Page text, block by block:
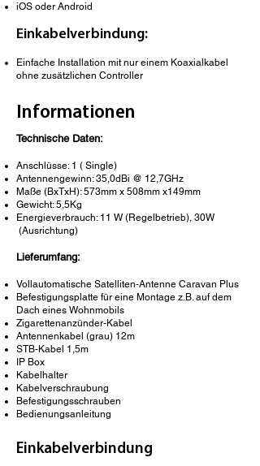
iOS oder Android
Einkabelverbindung:
Einfache Installation mit nur einem Koaxialkabel
ohne zusätzlichen Controller
Informationen
Technische Daten:
Anschlüsse: 1 ( Single)
Antennengewinn: 35,0dBi @ 12,7GHz
Maße (BxTxH): 573mm x 508mm x149mm
Gewicht: 5,5Kg
Energieverbrauch: 11 W (Regelbetrieb), 30W
(Ausrichtung)
Lieferumfang:
Vollautomatische Satelliten-Antenne Caravan Plus
Befestigungsplatte für eine Montage z.B. auf dem
Dach eines Wohnmobils
Zigarettenanzünder-Kabel
Antennenkabel (grau) 12m
STB-Kabel 1,5m
IP Box
Kabelhalter
Kabelverschraubung
Befestigungsschrauben
Bedienungsanleitung
Einkabelverbindung